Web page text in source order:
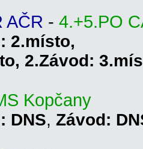
AČR - 4.+5.PO
: 2.místo,
, 2.Závod:
Kopčany
DNS, Závod: